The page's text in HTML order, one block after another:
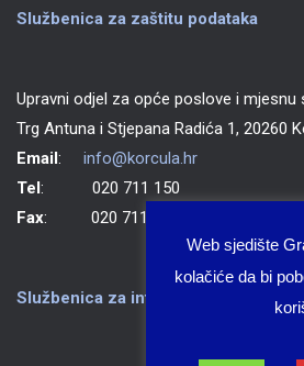
Službenica za zaštitu podataka
Upravni odjel za opće poslove i mjesnu
Trg Antuna i Stjepana Radića 1, 20260
Email: info@korcula.hr
Tel: 020 711 150
Fax: 020 711 702
Službenica za informiranje Grada
Web sjedište
kolačiće da bi